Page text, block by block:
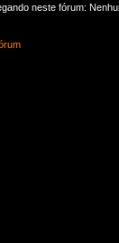
neste fórum: